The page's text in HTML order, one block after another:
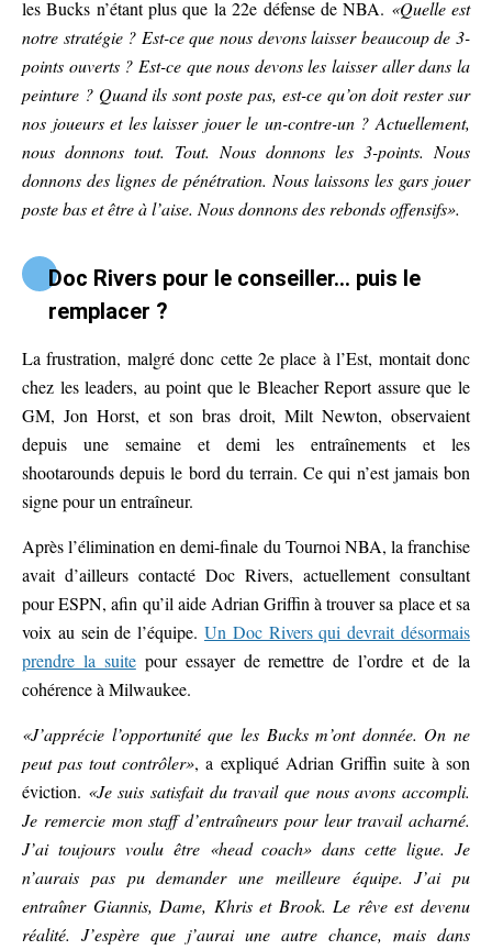
les Bucks n’étant plus que la 22e défense de NBA. «Quelle est
notre stratégie ? Est-ce que nous devons laisser beaucoup de 3-
points ouverts ? Est-ce que nous devons les laisser aller dans la
peinture ? Quand ils sont poste pas, est-ce qu’on doit rester sur
nos joueurs et les laisser jouer le un-contre-un ? Actuellement,
nous donnons tout. Tout. Nous donnons les 3-points. Nous
donnons des lignes de pénétration. Nous laissons les gars jouer
poste bas et être à l’aise. Nous donnons des rebonds offensifs».
Doc Rivers pour le conseiller… puis le
remplacer ?
La frustration, malgré donc cette 2e place à l’Est, montait donc
chez les leaders, au point que le Bleacher Report assure que le
GM, Jon Horst, et son bras droit, Milt Newton, observaient
depuis une semaine et demi les entraînements et les
shootarounds depuis le bord du terrain. Ce qui n’est jamais bon
signe pour un entraîneur.
Après l’élimination en demi-finale du Tournoi NBA, la franchise
avait d’ailleurs contacté Doc Rivers, actuellement consultant
pour ESPN, afin qu’il aide Adrian Griffin à trouver sa place et sa
voix au sein de l’équipe. Un Doc Rivers qui devrait désormais
prendre la suitepour essayer de remettre de l’ordre et de la
cohérence à Milwaukee.
«J’apprécie l’opportunité que les Bucks m’ont donnée. On ne
peut pas tout contrôler», a expliqué Adrian Griffin suite à son
éviction. «Je suis satisfait du travail que nous avons accompli.
Je remercie mon staff d’entraîneurs pour leur travail acharné.
J’ai toujours voulu être «head coach» dans cette ligue. Je
n’aurais pas pu demander une meilleure équipe. J’ai pu
entraîner Giannis, Dame, Khris et Brook. Le rêve est devenu
réalité. J’espère que j’aurai une autre chance, mais dans